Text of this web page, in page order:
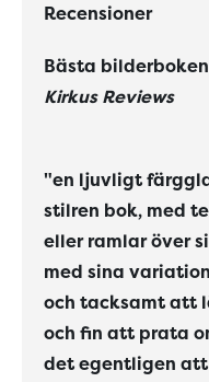
Recensioner
Bästa
Kirkus Reviews
"en ljuvligt
stilren bok, med
eller ramlar över
med sina
och tacksamt att
och fin att prata
det egentligen att